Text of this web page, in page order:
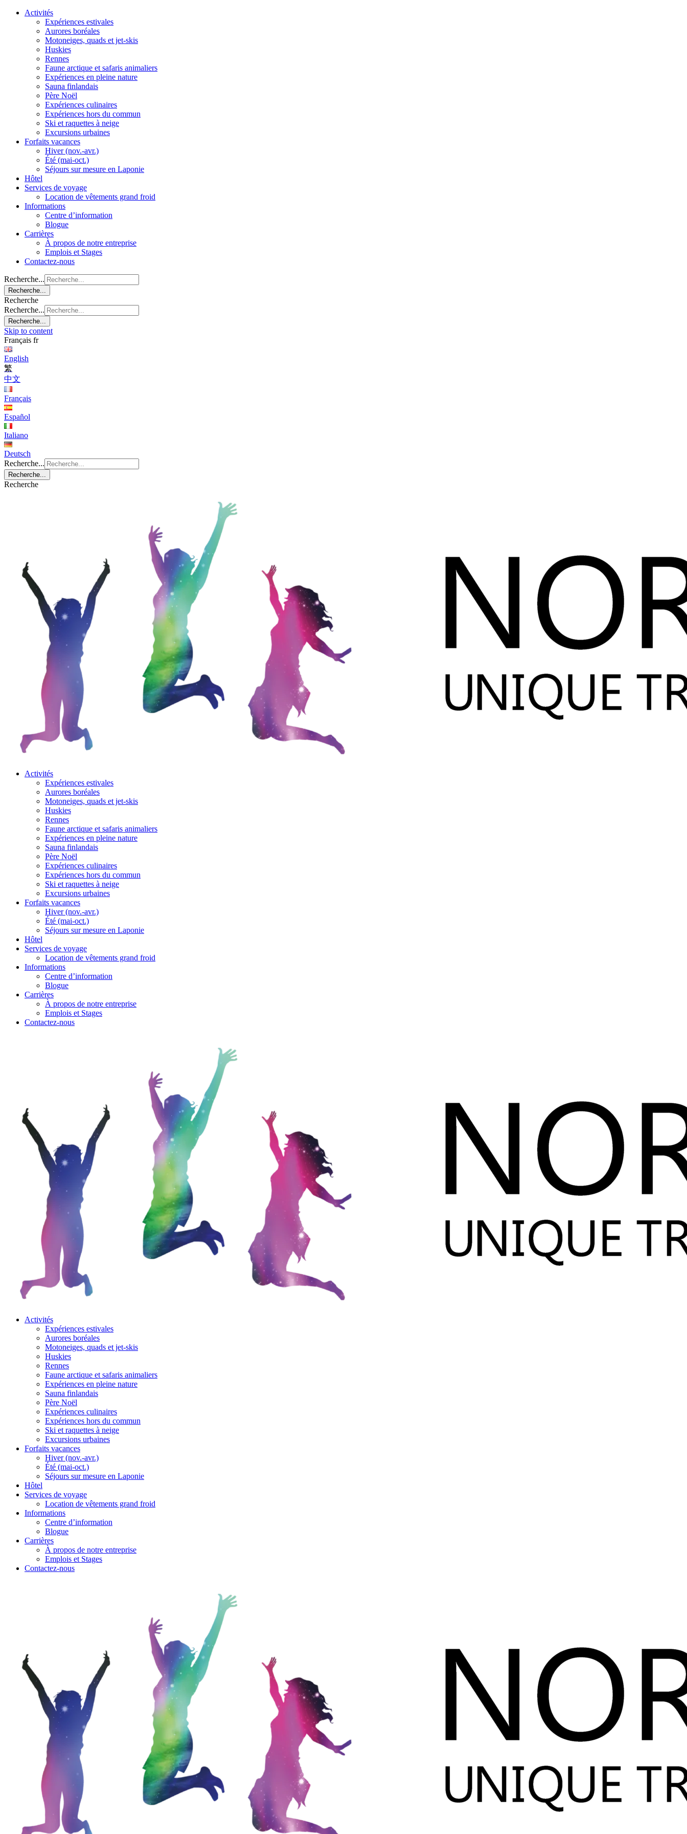
Activités
Expériences estivales
Aurores boréales
Motoneiges, quads et jet-skis
Huskies
Rennes
Faune arctique et safaris animaliers
Expériences en pleine nature
Sauna finlandais
Père Noël
Expériences culinaires
Expériences hors du commun
Ski et raquettes à neige
Excursions urbaines
Forfaits vacances
Hiver (nov.-avr.)
Été (mai-oct.)
Séjours sur mesure en Laponie
Hôtel
Services de voyage
Location de vêtements grand froid
Informations
Centre d’information
Blogue
Carrières
À propos de notre entreprise
Emplois et Stages
Contactez-nous
Recherche...
Recherche...
Recherche
Recherche...
Recherche...
Skip to content
Français fr
English
繁
中文
Français
Español
Italiano
Deutsch
Recherche...
Recherche...
Recherche
Activités
Expériences estivales
Aurores boréales
Motoneiges, quads et jet-skis
Huskies
Rennes
Faune arctique et safaris animaliers
Expériences en pleine nature
Sauna finlandais
Père Noël
Expériences culinaires
Expériences hors du commun
Ski et raquettes à neige
Excursions urbaines
Forfaits vacances
Hiver (nov.-avr.)
Été (mai-oct.)
Séjours sur mesure en Laponie
Hôtel
Services de voyage
Location de vêtements grand froid
Informations
Centre d’information
Blogue
Carrières
À propos de notre entreprise
Emplois et Stages
Contactez-nous
Activités
Expériences estivales
Aurores boréales
Motoneiges, quads et jet-skis
Huskies
Rennes
Faune arctique et safaris animaliers
Expériences en pleine nature
Sauna finlandais
Père Noël
Expériences culinaires
Expériences hors du commun
Ski et raquettes à neige
Excursions urbaines
Forfaits vacances
Hiver (nov.-avr.)
Été (mai-oct.)
Séjours sur mesure en Laponie
Hôtel
Services de voyage
Location de vêtements grand froid
Informations
Centre d’information
Blogue
Carrières
À propos de notre entreprise
Emplois et Stages
Contactez-nous